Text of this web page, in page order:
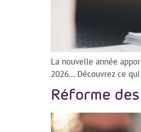
La nouvelle année
2026… Découvrez ce
Réforme